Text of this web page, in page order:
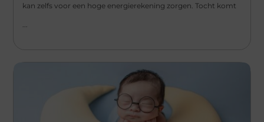
kan zelfs voor een hoge energierekening zorgen. Tocht komt